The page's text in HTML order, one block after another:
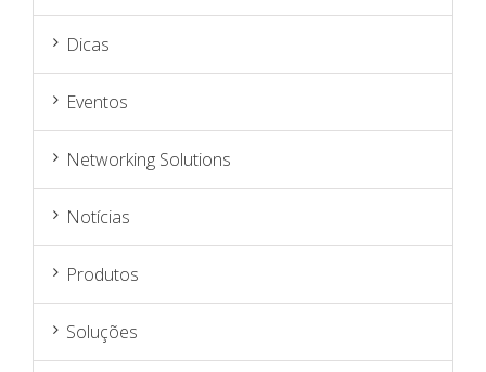
Dicas
Eventos
Networking Solutions
Notícias
Produtos
Soluções